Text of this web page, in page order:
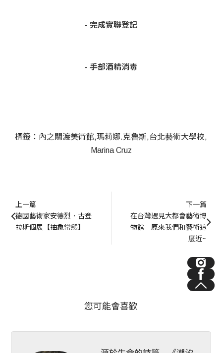
- 完成實聯登記
- 手部酒精消毒
標籤： 內之關渡美術館 瑪莉娜.克魯斯 台北藝術大學校
Marina Cruz
上一篇
德國藝術家安德烈．古登
拉斯個展【抽象常態】
下一篇
在台灣遇見大都會藝術博
物館　原來我們和藝術這
麼近~
您可能會喜歡